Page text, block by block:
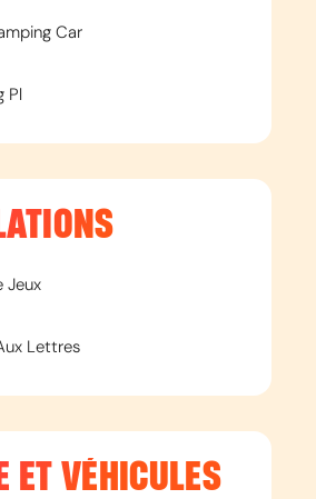
Car
Pl
Jeux
Lettres
ET VÉHICULES